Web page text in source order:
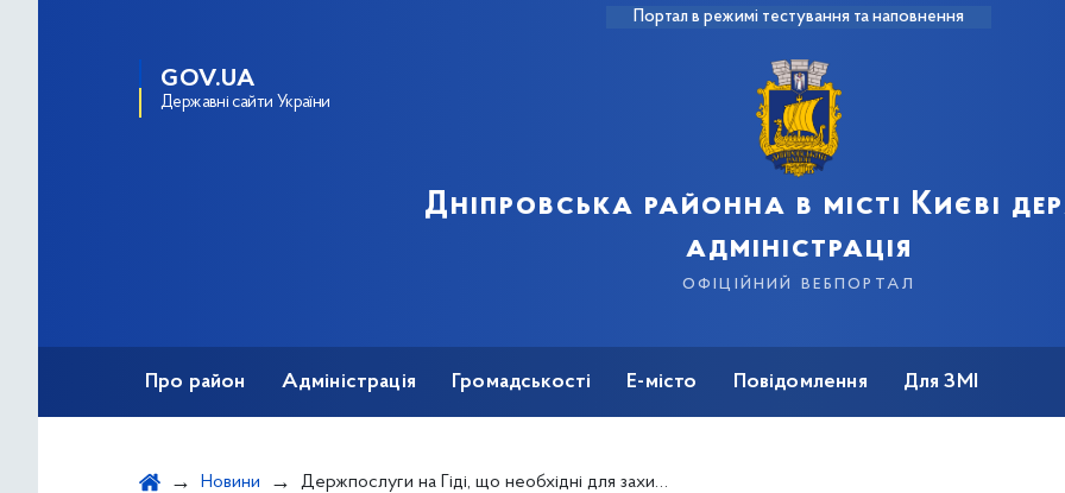
Портал в режимі тестування та наповнення
GOV.UA
Державні сайти України
Дніпровська районна в місті Києві
адміністрація
офіційний вебпортал
Про район Адміністрація Громадськості Е-місто Повідомлення Для ЗМІ
Новини Держпослуги на Гіді, що необхідні для захисту інтелектуальної власності